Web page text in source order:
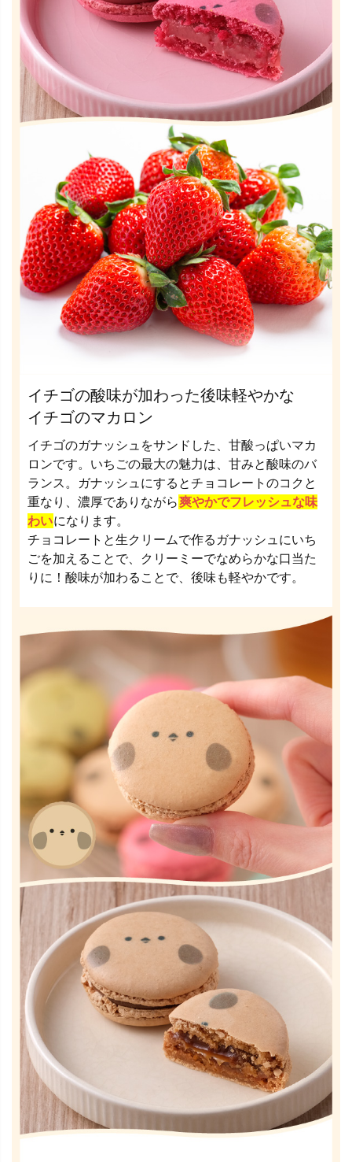
イチゴの酸味が加わった後味軽やかな
イチゴのマカロン
イチゴのガナッシュをサンドした、甘酸っぱいマカ
ロンです。いちごの最大の魅力は、甘みと酸味のバ
ランス。ガナッシュにするとチョコレートのコクと
重なり、濃厚でありながら爽やかでフレッシュな味
わいになります。
チョコレートと生クリームで作るガナッシュにいち
ごを加えることで、クリーミーでなめらかな口当た
りに！酸味が加わることで、後味も軽やかです。